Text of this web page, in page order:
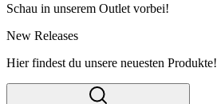
Schau in unserem Outlet vorbei!
New Releases
Hier findest du unsere neuesten Produkte!